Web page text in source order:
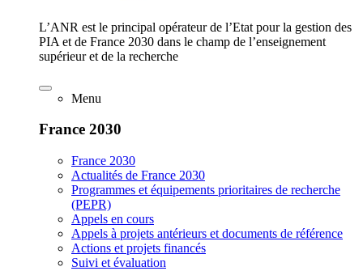
L’ANR est le principal opérateur de l’Etat pour la gestion des
PIA et de France 2030 dans le champ de l’enseignement
supérieur et de la recherche
Menu
France 2030
France 2030
Actualités de France 2030
Programmes et équipements prioritaires de recherche
(PEPR)
Appels en cours
Appels à projets antérieurs et documents de référence
Actions et projets financés
Suivi et évaluation